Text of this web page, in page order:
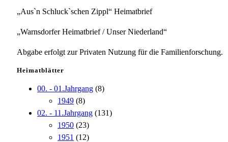
„Aus`n Schluck`schen Zippl“ Heimatbrief
„Warnsdorfer Heimatbrief / Unser Niederland“
Abgabe erfolgt zur Privaten Nutzung für die Familienforschung.
Heimatblätter
00. - 01.Jahrgang (8)
1949 (8)
02. - 11.Jahrgang (131)
1950 (23)
1951 (12)